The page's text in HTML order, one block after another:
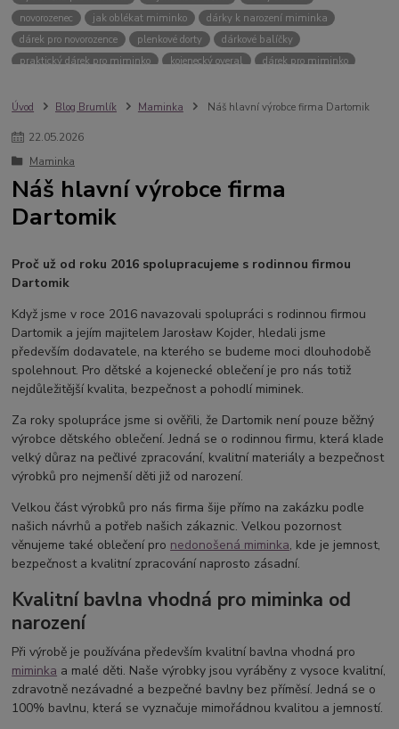
novorozenec
jak oblékat miminko
dárky k narození miminka
dárek pro novorozence
plenkové dorty
dárkové balíčky
praktický dárek pro miminko
kojenecký overal
dárek pro miminko
nedonošená miminka velikosti
oblečení pro novorozence
kojenecké body
co vzít do porodnice
porodnice
otisk ručičky miminka
otisk nožičky miminka
otisky miminek
vtipná body pro miminka
originální bryndáčky
overal pro novorozence
co oblékat miminku na spaní
spaní miminka
propínací body
body pro novorozence
oblečení do porodnice
Úvod Blog Brumlík Maminka Náš hlavní výrobce firma Dartomik
22.05.2026
Maminka
Náš hlavní výrobce firma
Dartomik
Proč už od roku 2016 spolupracujeme s rodinnou firmou
Dartomik
Když jsme v roce 2016 navazovali spolupráci s rodinnou firmou
Dartomik a jejím majitelem Jarosław Kojder, hledali jsme
především dodavatele, na kterého se budeme moci dlouhodobě
spolehnout. Pro dětské a kojenecké oblečení je pro nás totiž
nejdůležitější kvalita, bezpečnost a pohodlí miminek.
Za roky spolupráce jsme si ověřili, že Dartomik není pouze běžný
výrobce dětského oblečení. Jedná se o rodinnou firmu, která klade
velký důraz na pečlivé zpracování, kvalitní materiály a bezpečnost
výrobků pro nejmenší děti již od narození.
Velkou část výrobků pro nás firma šije přímo na zakázku podle
našich návrhů a potřeb našich zákaznic. Velkou pozornost
věnujeme také oblečení pro nedonošená miminka, kde je jemnost,
bezpečnost a kvalitní zpracování naprosto zásadní.
Kvalitní bavlna vhodná pro miminka od
narození
Při výrobě je používána především kvalitní bavlna vhodná pro
miminka a malé děti. Naše výrobky jsou vyráběny z vysoce kvalitní,
zdravotně nezávadné a bezpečné bavlny bez příměsí. Jedná se o
100% bavlnu, která se vyznačuje mimořádnou kvalitou a jemností.